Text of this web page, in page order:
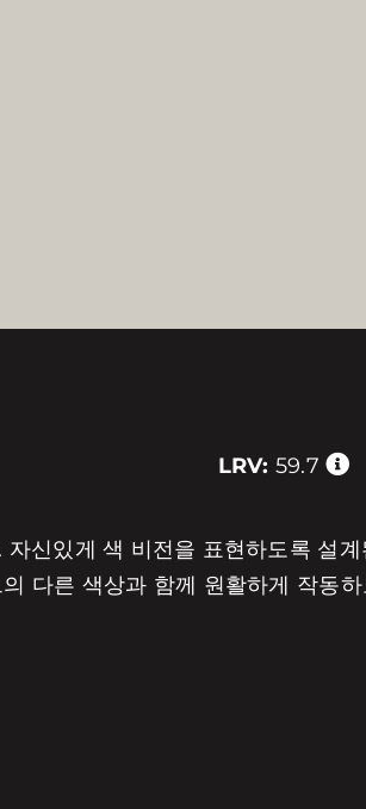
LRV: 59.7
신있게 색 비전을 표현하도록 설
다른 색상과 함께 원활하게 작동